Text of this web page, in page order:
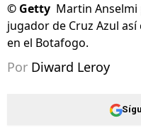
© Getty Martin
jugador de Cruz Azul
en el Botafogo.
Por Diward Leroy